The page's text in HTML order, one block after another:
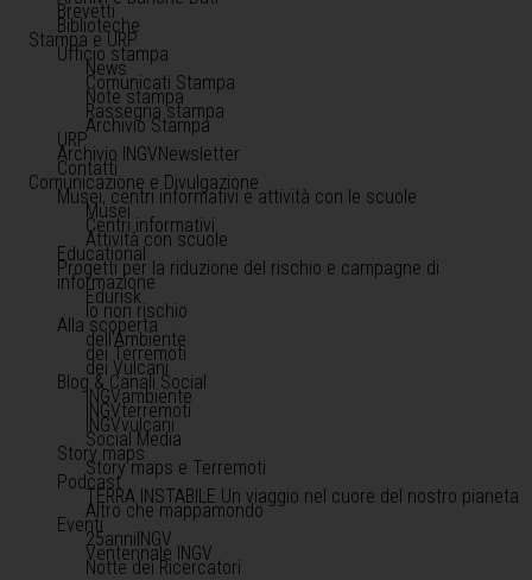
Brevetti
Biblioteche
Stampa e URP
Ufficio stampa
News
Comunicati Stampa
Note stampa
Rassegna stampa
Archivio Stampa
URP
Archivio INGVNewsletter
Contatti
Comunicazione e Divulgazione
Musei, centri informativi e attività con le scuole
Musei
Centri informativi
Attività con scuole
Educational
Progetti per la riduzione del rischio e campagne di
informazione
Edurisk
Io non rischio
Alla scoperta
dell'Ambiente
dei Terremoti
dei Vulcani
Blog & Canali Social
INGVambiente
INGVterremoti
INGVvulcani
Social Media
Story maps
Story maps e Terremoti
Podcast
TERRA INSTABILE Un viaggio nel cuore del nostro pianeta
Altro che mappamondo
Eventi
25anniINGV
Ventennale INGV
Notte dei Ricercatori